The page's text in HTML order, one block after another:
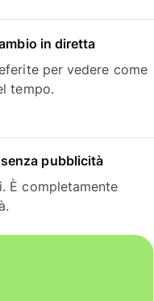
in diretta
per vedere come
tempo.
pubblicità
È completamente